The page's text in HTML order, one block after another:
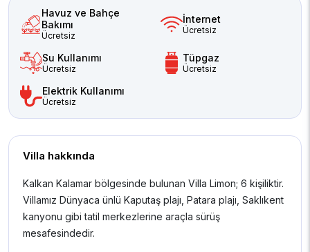
Havuz ve Bahçe
Bakımı
Ücretsiz
İnternet
Ücretsiz
Su Kullanımı
Ücretsiz
Tüpgaz
Ücretsiz
Elektrik Kullanımı
Ücretsiz
Villa hakkında
Kalkan Kalamar bölgesinde bulunan Villa Limon; 6 kişiliktir.
Villamız Dünyaca ünlü Kaputaş plajı, Patara plajı, Saklıkent
kanyonu gibi tatil merkezlerine araçla sürüş
mesafesindedir.